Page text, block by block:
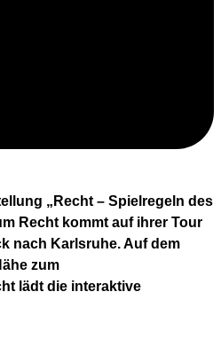
„Recht – Spielregeln des
Recht kommt auf ihrer Tour
nach Karlsruhe. Auf dem
zum
lädt die interaktive